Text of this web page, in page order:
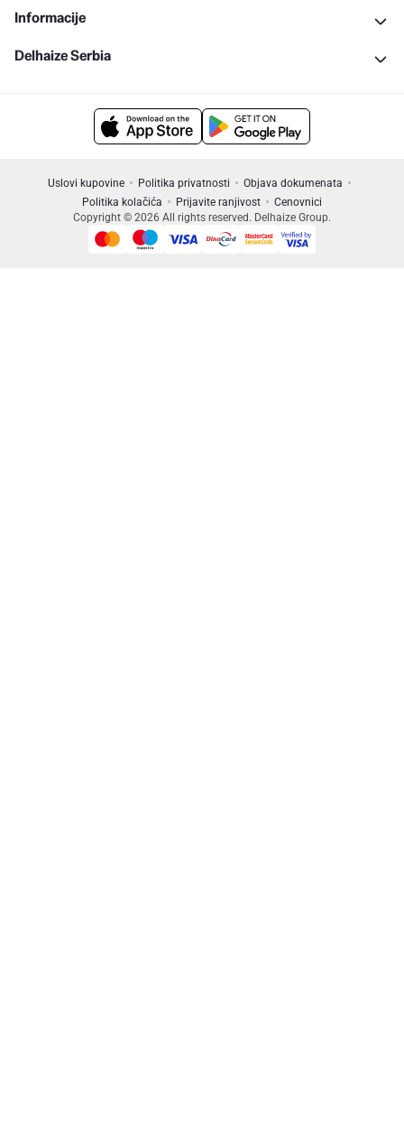
Informacije
Delhaize Serbia
Uslovi kupovine Politika privatnosti
Objava dokumenata
Politika kolačića
Prijavite ranjivost
Cenovnici
Copyright © 2026 All rights reserved. Delhaize Group.